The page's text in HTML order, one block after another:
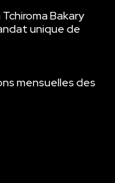
Bakary
unique de
mensuelles des